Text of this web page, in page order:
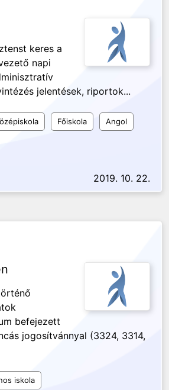
keres a
napi
jelentések, riportok...
Főiskola Angol
2019. 10. 22.
befejezett
jogosítvánnyal (3324, 3314,
iskola